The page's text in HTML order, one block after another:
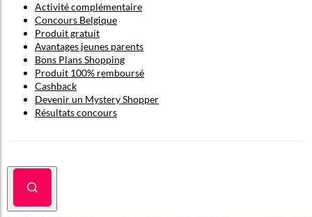
Activité complémentaire
Concours Belgique
Produit gratuit
Avantages jeunes parents
Bons Plans Shopping
Produit 100% remboursé
Cashback
Devenir un Mystery Shopper
Résultats concours